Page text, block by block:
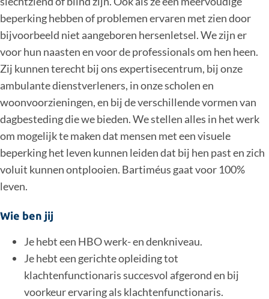
beperking hebben of problemen ervaren met zien door
bijvoorbeeld niet aangeboren hersenletsel. We zijn er
voor hun naasten en voor de professionals om hen heen.
Zij kunnen terecht bij ons expertisecentrum, bij onze
ambulante dienstverleners, in onze scholen en
woonvoorzieningen, en bij de verschillende vormen van
dagbesteding die we bieden. We stellen alles in het werk
om mogelijk te maken dat mensen met een visuele
beperking het leven kunnen leiden dat bij hen past en zich
voluit kunnen ontplooien. Bartiméus gaat voor 100%
leven.
Wie ben jij
Je hebt een HBO werk- en denkniveau.
Je hebt een gerichte opleiding tot
klachtenfunctionaris succesvol afgerond en bij
voorkeur ervaring als klachtenfunctionaris.